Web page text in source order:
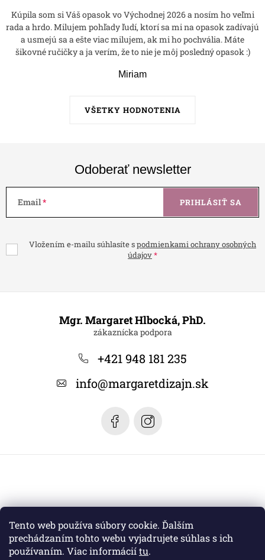
Tento web používa súbory cookie. Ďalším
prechádzaním tohto webu vyjadrujete súhlas s ich
používaním. Viac informáciítu.
VŠETKY HODNOTENIA
Kúpila som si Váš opasok vo Východnej 2026 a nosím ho veľmi
rada a hrdo. Milujem pohľady ľudí, ktorí sa mi na opasok zadívajú
a usmejú sa a ešte viac milujem, ak mi ho pochvália. Máte
šikovné ručičky a ja verím, že to nie je môj posledný opasok :)
Miriam
Odoberať newsletter
Email
Vložením e-mailu súhlasíte spodmienkami ochrany osobných
údajov
PRIHLÁSIŤ SA
Mgr. Margaret Hlbocká, PhD.
+421 948 181 235
info@margaretdizajn.sk